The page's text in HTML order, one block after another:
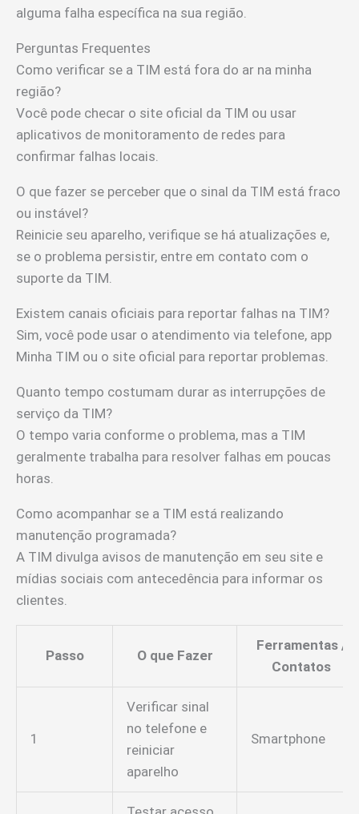
alguma falha específica na sua região.
Perguntas Frequentes
Como verificar se a TIM está fora do ar na minha
região?
Você pode checar o site oficial da TIM ou usar
aplicativos de monitoramento de redes para
confirmar falhas locais.
O que fazer se perceber que o sinal da TIM está fraco
ou instável?
Reinicie seu aparelho, verifique se há atualizações e,
se o problema persistir, entre em contato com o
suporte da TIM.
Existem canais oficiais para reportar falhas na TIM?
Sim, você pode usar o atendimento via telefone, app
Minha TIM ou o site oficial para reportar problemas.
Quanto tempo costumam durar as interrupções de
serviço da TIM?
O tempo varia conforme o problema, mas a TIM
geralmente trabalha para resolver falhas em poucas
horas.
Como acompanhar se a TIM está realizando
manutenção programada?
A TIM divulga avisos de manutenção em seu site e
mídias sociais com antecedência para informar os
clientes.
Passo O que Fazer
Ferramentas /
Contatos
1
Verificar sinal
no telefone e
reiniciar
aparelho
Smartphone